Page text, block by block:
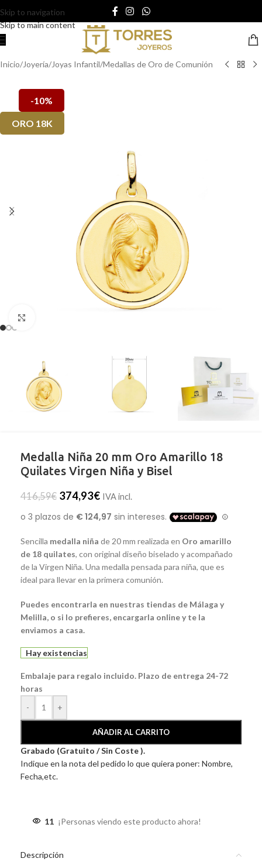
Skip to navigation
Skip to main content
Inicio/Joyería/Joyas Infantil/Medallas de Oro de Comunión
-10%
ORO 18K
Medalla Niña 20 mm Oro Amarillo 18
Quilates Virgen Niña y Bisel
416,59€ 374,93€ IVA incl.
Sencilla medalla niña de 20 mm realizada en Oro amarillo
de 18 quilates, con original diseño biselado y acompañado
de la Virgen Niña. Una medalla pensada para niña, que es
ideal para llevar en la primera comunión.
Puedes encontrarla en nuestras tiendas de Málaga y
Melilla, o si lo prefieres, encargarla online y te la
enviamos a casa.
Hay existencias
Embalaje para regalo incluido. Plazo de entrega 24-72
horas
-
+
AÑADIR AL CARRITO
Grabado (Gratuito / Sin Coste ).
Indique en la nota del pedido lo que quiera poner: Nombre,
Fecha,etc.
11 ¡Personas viendo este producto ahora!
Descripción